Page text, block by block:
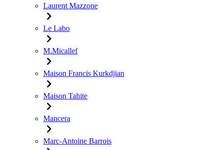
Laurent Mazzone
Le Labo
M.Micallef
Maison Francis Kurkdjian
Maison Tahite
Mancera
Marc-Antoine Barrois